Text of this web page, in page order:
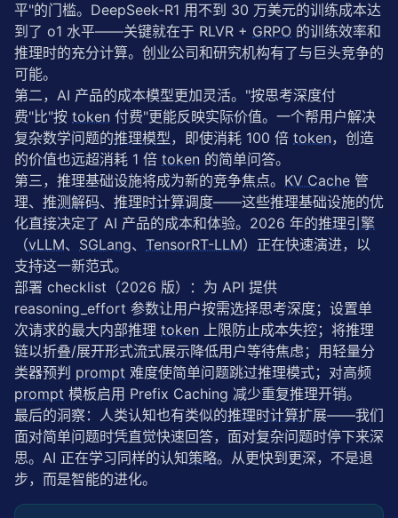
平"的门槛。DeepSeek-R1 用不到 30 万美元的训练成本达
到了 o1 水平——关键就在于 RLVR + GRPO 的训练效率和
推理时的充分计算。创业公司和研究机构有了与巨头竞争的
可能。
第二，AI 产品的成本模型更加灵活。"按思考深度付
费"比"按 token 付费"更能反映实际价值。一个帮用户解决
复杂数学问题的推理模型，即使消耗 100 倍 token，创造
的价值也远超消耗 1 倍 token 的简单问答。
第三，推理基础设施将成为新的竞争焦点。 KV Cache 管
理、 推测解码、 推理时计算调度——这些推理基础设施的优
化直接决定了 AI 产品的成本和体验。2026 年的推理引擎
（vLLM、 SGLang、 TensorRT-LLM）正在快速演进，以
支持这一新范式。
部署 checklist（2026 版）：为 API 提供
reasoning_effort 参数让用户按需选择思考深度；设置单
次请求的最大内部推理 token 上限防止成本失控；将推理
链以折叠/展开形式流式展示降低用户等待焦虑；用轻量分
类器预判 prompt
prompt 模板启用 Prefix Caching 减少重复推理开销。
最后的洞察：人类认知也有类似的推理时计算扩展——我们
面对简单问题时凭直觉快速回答，面对复杂问题时停下来深
思。AI 正在学习同样的认知策略。从更快到更深，不是退
步，而是智能的进化。